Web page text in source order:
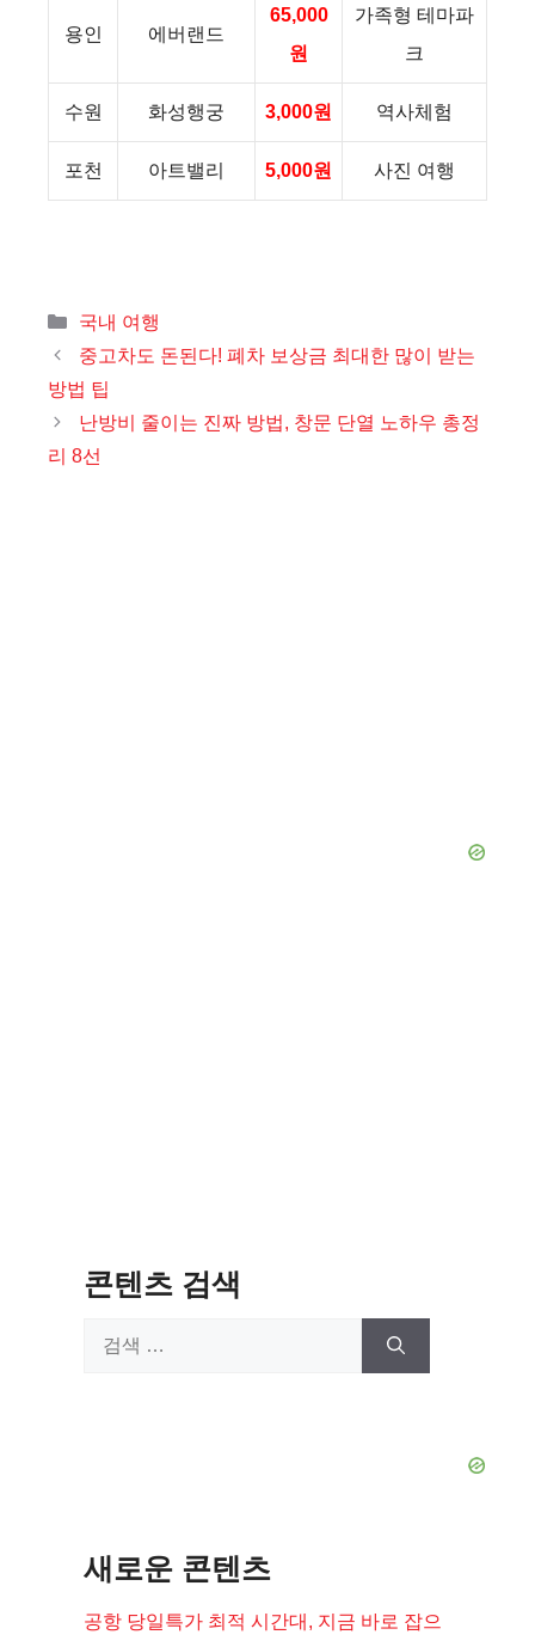
용인 에버랜드
65,000
원
가족형 테마파
크
수원 화성행궁 3,000원 역사체험
포천 아트밸리 5,000원 사진 여행
카
테
리
국내 여행
중고차도 돈된다! 폐차 보상금 최대한 많이 받는
방법 팁
난방비 줄이는 진짜 방법, 창문 단열 노하우 총정
리 8선
콘텐츠 검색
새로운 콘텐츠
공항 당일특가 최적 시간대, 지금 바로 잡으